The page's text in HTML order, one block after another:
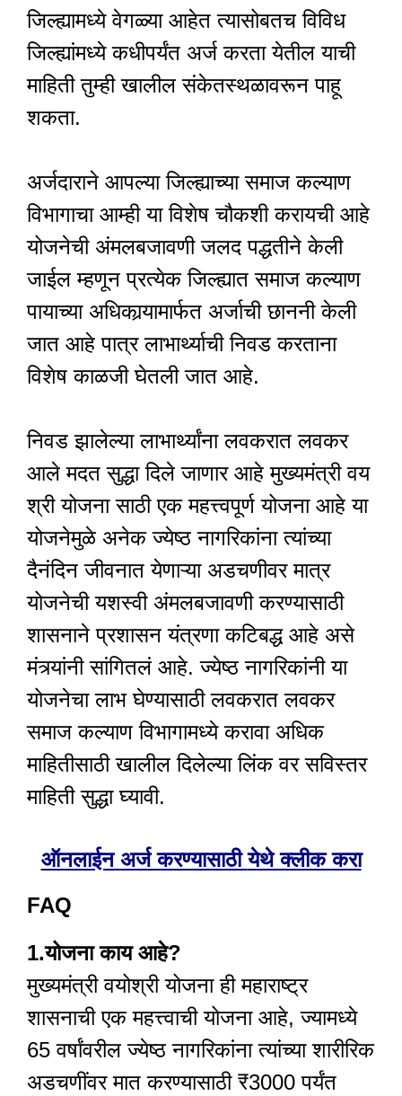
जिल्ह्यामध्ये वेगळ्या आहेत त्यासोबतच विविध
जिल्ह्यांमध्ये कधीपर्यंत अर्ज करता येतील याची
माहिती तुम्ही खालील संकेतस्थळावरून पाहू
शकता.
अर्जदाराने आपल्या जिल्ह्याच्या समाज कल्याण
विभागाचा आम्ही या विशेष चौकशी करायची आहे
योजनेची अंमलबजावणी जलद पद्धतीने केली
जाईल म्हणून प्रत्येक जिल्ह्यात समाज कल्याण
पायाच्या अधिकार्‍यामार्फत अर्जाची छाननी केली
जात आहे पात्र लाभार्थ्याची निवड करताना
विशेष काळजी घेतली जात आहे.
निवड झालेल्या लाभार्थ्यांना लवकरात लवकर
आले मदत सुद्धा दिले जाणार आहे मुख्यमंत्री वय
श्री योजना साठी एक महत्त्वपूर्ण योजना आहे या
योजनेमुळे अनेक ज्येष्ठ नागरिकांना त्यांच्या
दैनंदिन जीवनात येणाऱ्या अडचणीवर मात्र
योजनेची यशस्वी अंमलबजावणी करण्यासाठी
शासनाने प्रशासन यंत्रणा कटिबद्ध आहे असे
मंत्र्यांनी सांगितलं आहे. ज्येष्ठ नागरिकांनी या
योजनेचा लाभ घेण्यासाठी लवकरात लवकर
समाज कल्याण विभागामध्ये करावा अधिक
माहितीसाठी खालील दिलेल्या लिंक वर सविस्तर
माहिती सुद्धा घ्यावी.
ऑनलाईन अर्ज करण्यासाठीयेथे क्लीक करा
FAQ
1.योजना काय आहे?
मुख्यमंत्री वयोश्री योजना ही महाराष्ट्र
शासनाची एक महत्त्वाची योजना आहे, ज्यामध्ये
65 वर्षांवरील ज्येष्ठ नागरिकांना त्यांच्या शारीरिक
अडचणींवर मात करण्यासाठी ₹3000 पर्यंत